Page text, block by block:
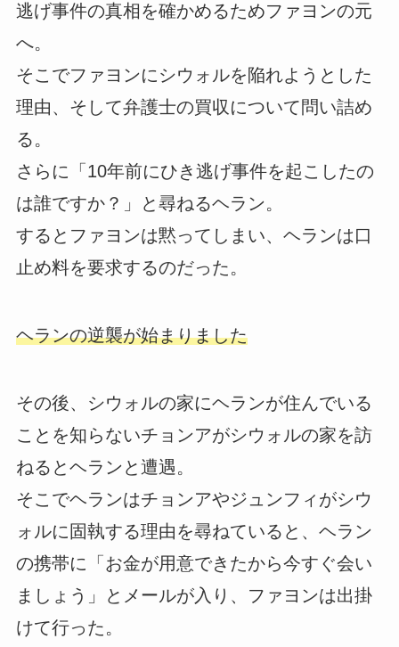
逃げ事件の真相を確かめるためファヨンの元
へ。
そこでファヨンにシウォルを陥れようとした
理由、そして弁護士の買収について問い詰め
る。
さらに「10年前にひき逃げ事件を起こしたの
は誰ですか？」と尋ねるヘラン。
するとファヨンは黙ってしまい、ヘランは口
止め料を要求するのだった。
ヘランの逆襲が始まりました
その後、シウォルの家にヘランが住んでいる
ことを知らないチョンアがシウォルの家を訪
ねるとヘランと遭遇。
そこでヘランはチョンアやジュンフィがシウ
ォルに固執する理由を尋ねていると、ヘラン
の携帯に「お金が用意できたから今すぐ会い
ましょう」とメールが入り、ファヨンは出掛
けて行った。